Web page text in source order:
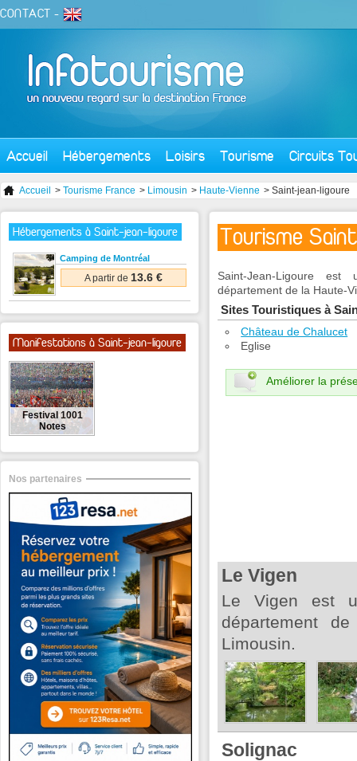
CONTACT -
Accueil Hébergements Loisirs Tourisme Circuits
Accueil > Tourisme France > Limousin > Haute-Vienne > Saint-jean-ligoure
Tourisme
Saint-Jean-Ligoure
département de la Haute-
Sites Touristiques à
Château de Chalucet
Eglise
Améliorer la
Le Vigen
Le Vigen est
département
Limousin.
Solignac
Hébergements à Saint-jean-ligoure
Camping de Montréal
A partir de 13.6 €
Manifestations à Saint-jean-ligoure
Festival 1001
Notes
Nos partenaires